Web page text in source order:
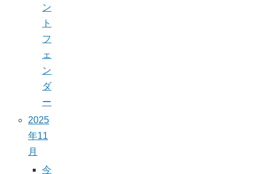
ン
ト
フ
ェ
ン
ダ
ー
2025
年11
月
今